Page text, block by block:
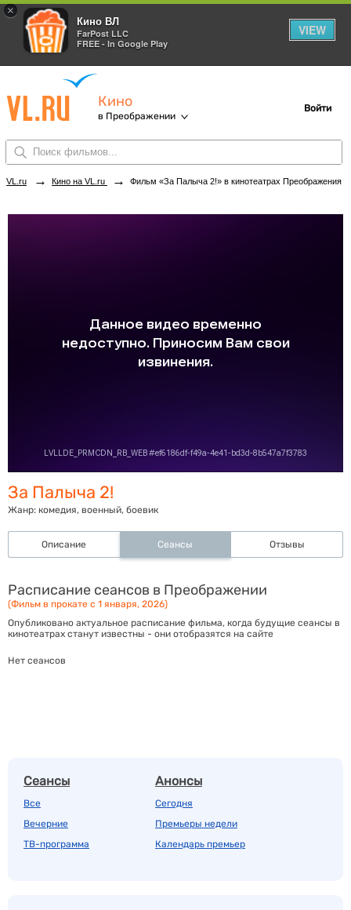
×
Кино ВЛ
FarPost LLC
FREE - In Google Play
VIEW
Кино
в Преображении
Войти
VL.ru → Кино на VL.ru → Фильм «За Палыча 2!» в кинотеатрах Преображения. Купить билеты!
За Палыча 2!
Жанр: комедия, военный, боевик
Описание Сеансы Отзывы
Расписание сеансов в Преображении
(Фильм в прокате с 1 января, 2026)
Опубликовано актуальное расписание фильма, когда будущие сеансы в
кинотеатрах станут известны - они отобразятся на сайте
Нет сеансов
Сеансы
Все
Вечерние
ТВ-программа
Анонсы
Сегодня
Премьеры недели
Календарь премьер